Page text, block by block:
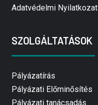
Adatvédelmi Nyilatkozat
SZOLGÁLTATÁSOK
Pályázatírás
Pályázati Előminősítés
Pályázati tanácsadás